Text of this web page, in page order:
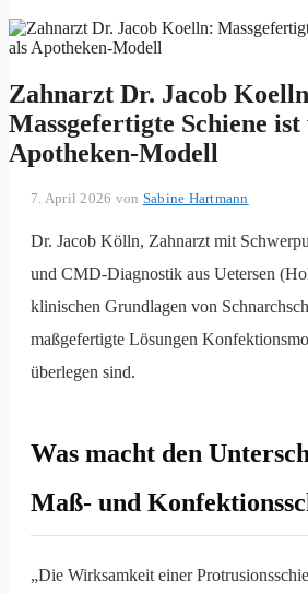
Zahnarzt Dr. Jacob
Massgefertigte Schiene
Apotheken-Modell
7. April 2026 von Sabine Hartmann
Dr. Jacob Kölln, Zahnarzt mit
und CMD-Diagnostik aus Uetersen
klinischen Grundlagen von
maßgefertigte Lösungen
überlegen sind.
Was macht den
Maß- und
„Die Wirksamkeit einer